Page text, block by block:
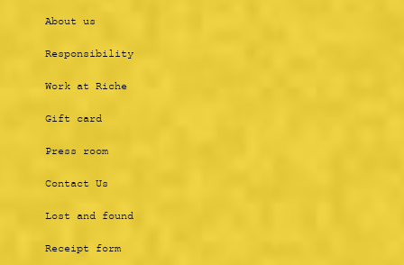
About us
Responsibility
Work at Riche
Gift card
Press room
Contact Us
Lost and found
Receipt form